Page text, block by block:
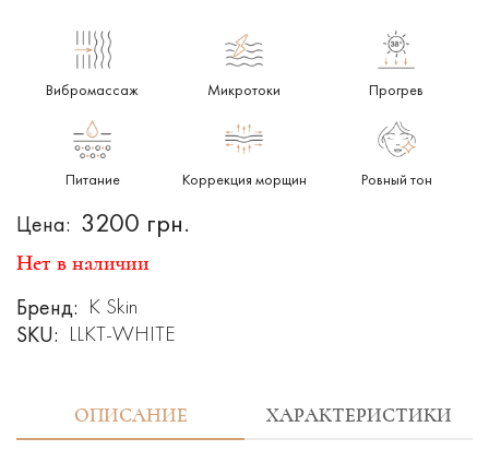
Вибромассаж Микротоки Прогрев
Питание Коррекция морщин Ровный тон
Цена: 3200 грн.
Нет в наличии
Бренд: K Skin
SKU: LLKT-WHITE
ОПИСАНИЕ ХАРАКТЕРИСТИКИ